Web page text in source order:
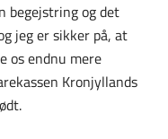
begejstring og det
jeg er sikker på, at
os endnu mere
Kronjyllands